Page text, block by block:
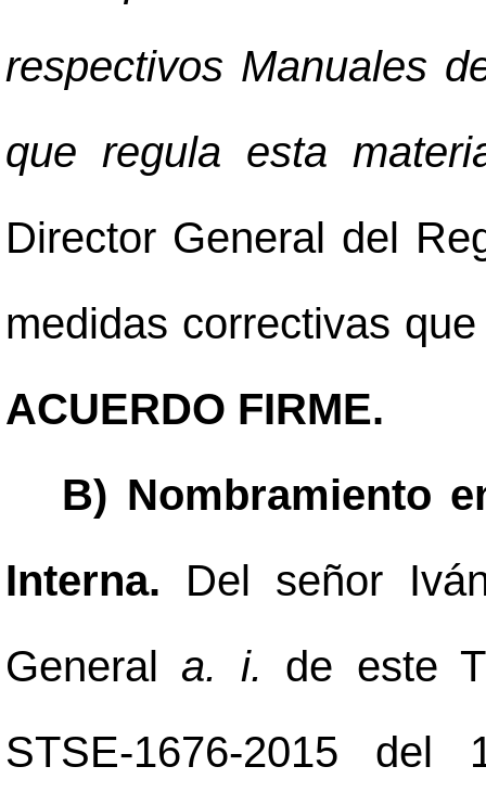
respectivos Manuales
que regula esta
Director General del
medidas correctivas
ACUERDO FIRME.
B) Nombramiento
Interna. Del señor
General a. i. de este
STSE-1676-2015